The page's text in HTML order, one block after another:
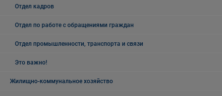
Отдел кадров
Отдел по работе с обращениями граждан
Отдел промышленности, транспорта и связи
Это важно!
Жилищно-коммунальное хозяйство